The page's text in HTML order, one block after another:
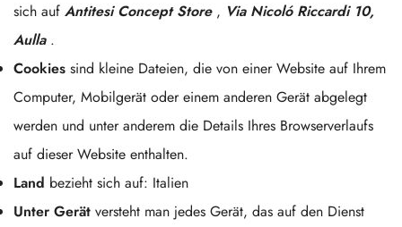
sich auf Antitesi Concept Store, Via Nicoló Riccardi 10,
Aulla.
Cookies sind kleine Dateien, die von einer Website auf Ihrem
Computer, Mobilgerät oder einem anderen Gerät abgelegt
werden und unter anderem die Details Ihres Browserverlaufs
auf dieser Website enthalten.
Land bezieht sich auf: Italien
Unter Gerät versteht man jedes Gerät, das auf den Dienst